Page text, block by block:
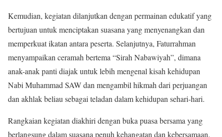
Kemudian, kegiatan dilanjutkan dengan permainan edukatif yang
bertujuan untuk menciptakan suasana yang menyenangkan dan
memperkuat ikatan antara peserta. Selanjutnya, Faturrahman
menyampaikan ceramah bertema “Sirah Nabawiyah”, dimana
anak-anak panti diajak untuk lebih mengenal kisah kehidupan
Nabi Muhammad SAW dan mengambil hikmah dari perjuangan
dan akhlak beliau sebagai teladan dalam kehidupan sehari-hari.
Rangkaian kegiatan diakhiri dengan buka puasa bersama yang
berlangsung dalam suasana penuh kehangatan dan kebersamaan.